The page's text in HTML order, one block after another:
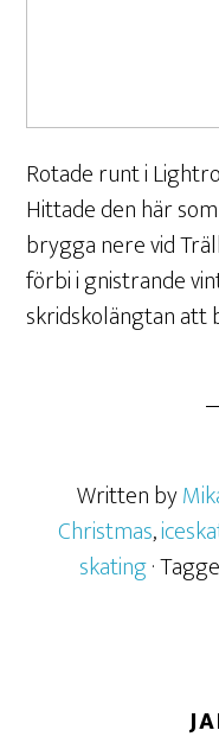
Rotade runt i
Hittade den här
brygga nere vid
förbi i gnistrande
skridskolängtan att
Written by
Christmas,
skating·